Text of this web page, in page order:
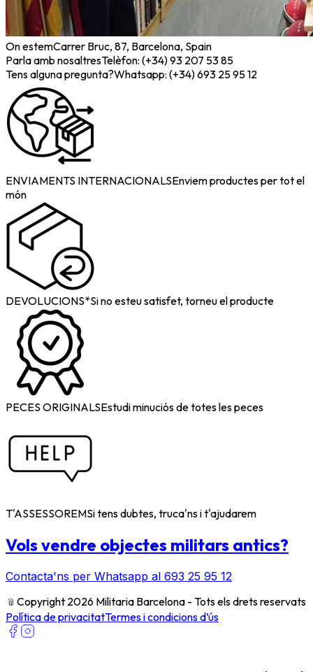
On estemCarrer Bruc, 87, Barcelona, Spain
Parla amb nosaltresTelèfon: (+34) 93 207 53 85
Tens alguna pregunta?Whatsapp: (+34) 693 25 95 12
ENVIAMENTS INTERNACIONALSEnviem productes per tot el
món
DEVOLUCIONS*Si no esteu satisfet, torneu el producte
PECES ORIGINALSEstudi minuciós de totes les peces
T'ASSESSOREMSi tens dubtes, truca'ns i t'ajudarem
Vols vendre objectes militars antics?
Contacta'ns per Whatsapp al 693 25 95 12
﹫ Copyright 2026 Militaria Barcelona - Tots els drets reservats
Política de privacitatTermes i condicions d’ús